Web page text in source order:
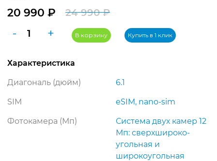
24 990₽
цена
990 ₽.
20 990 ₽
цена:
-
Количество
iPhone
128gb
+ В корзину Купить в 1 клик
Характеристика
Диагональ (дюйм) 6.1
SIM eSIM, nano-sim
Фотокамера (Мп)
Система двух камер 12
Мп: сверхшироко­
угольная и
широкоугольная